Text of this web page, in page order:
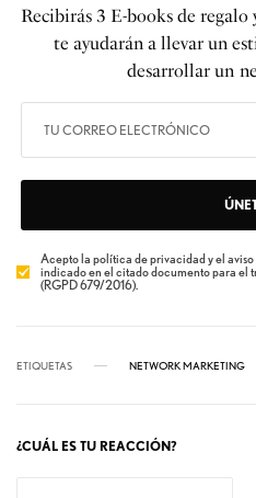
Recibirás 3 E-books de
te ayudarán a llevar un
desarrollar un
Acepto la política de privacidad y el
indicado en el citado documento para el
(RGPD 679/2016).
ETIQUETAS NETWORK MARKETING
¿CUÁL ES TU REACCIÓN?